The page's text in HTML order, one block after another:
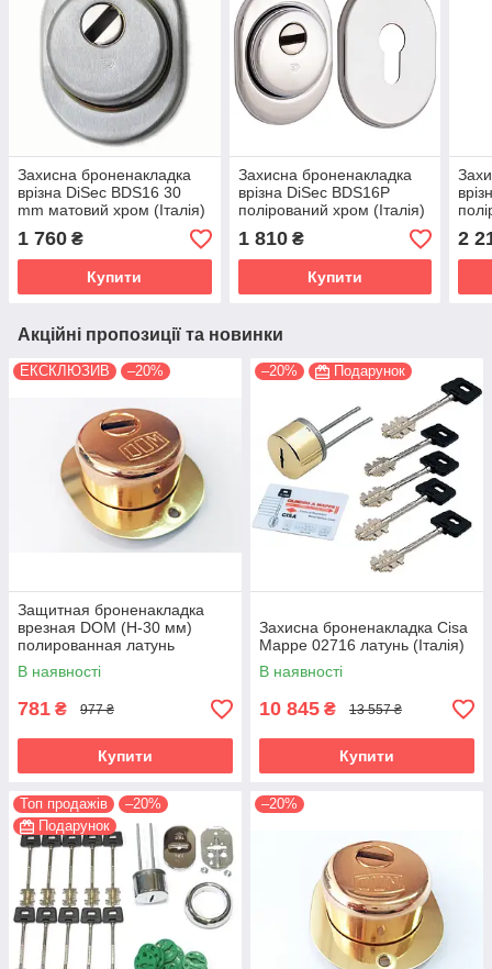
Захисна броненакладка
врізна DiSec ВDS16 30
mm матовий хром (Італія)
1 760 ₴
Купити
Захисна броненакладка
врізна DiSec ВDS16P
полірований хром (Італія)
1 810₴
Купити
2
Акційні пропозиції та новинки
ЕКСКЛЮЗИВ –20%
Защитная броненакладка
врезная DOM (H-30 мм)
полированная латунь
(Италия)
В наявності
781 ₴ 977 ₴
Купити
–20% Подарунок
Захисна броненакладка Cisa
Mappe 02716 латунь (Італія)
В наявності
10 845 ₴ 13 557 ₴
Купити
Топ продажів
–20%
Подарунок
–20%